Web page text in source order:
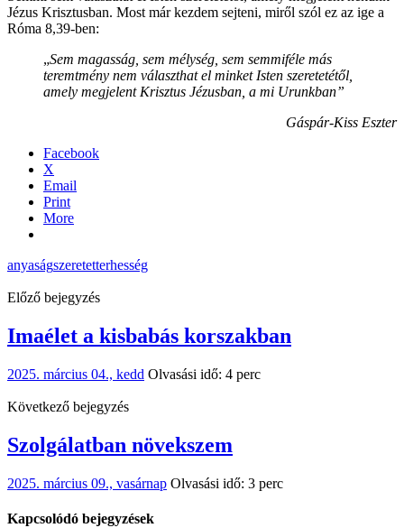
Jézus Krisztusban. Most már kezdem sejteni, miről szól ez az ige a
Róma 8,39-ben:
„Sem magasság, sem mélység, sem semmiféle más
teremtmény nem választhat el minket Isten szeretetétől,
amely megjelent Krisztus Jézusban, a mi Urunkban”
Gáspár-Kiss Eszter
Facebook
X
Email
Print
More
anyaságszeretetterhesség
Előző bejegyzés
Imaélet a kisbabás korszakban
2025. március 04., kedd Olvasási idő: 4 perc
Következő bejegyzés
Szolgálatban növekszem
2025. március 09., vasárnap Olvasási idő: 3 perc
Kapcsolódó bejegyzések